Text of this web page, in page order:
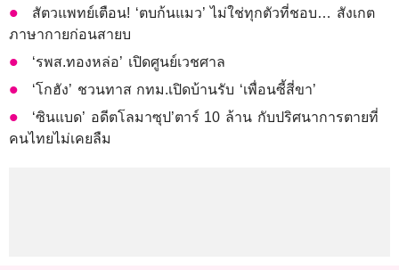
สัตวแพทย์เตือน! ‘ตบก้นแมว’ ไม่ใช่ทุกตัวที่ชอบ… สังเกต
ภาษากายก่อนสายบ
‘รพส.ทองหล่อ’ เปิดศูนย์เวชศาล
‘โกฮัง’ ชวนทาส กทม.เปิดบ้านรับ ‘เพื่อนซี้สี่ขา’
‘ซินแบด’ อดีตโลมาซุป’ตาร์ 10 ล้าน กับปริศนาการตายที่
คนไทยไม่เคยลืม